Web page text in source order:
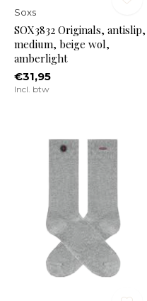
Soxs
SOX3832 Originals, antislip,
medium, beige wol,
amberlight
€31,95
Incl. btw